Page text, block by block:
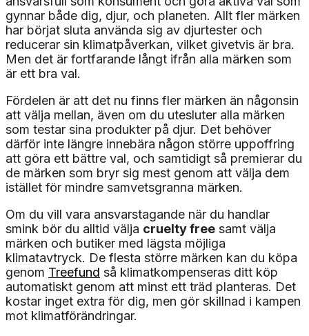
gynnar både dig, djur, och planeten. Allt fler märken
har börjat sluta använda sig av djurtester och
reducerar sin klimatpåverkan, vilket givetvis är bra.
Men det är fortfarande långt ifrån alla märken som
är ett bra val.
Fördelen är att det nu finns fler märken än någonsin
att välja mellan, även om du utesluter alla märken
som testar sina produkter på djur. Det behöver
därför inte längre innebära någon större uppoffring
att göra ett bättre val, och samtidigt så premierar du
de märken som bryr sig mest genom att välja dem
istället för mindre samvetsgranna märken.
Om du vill vara ansvarstagande när du handlar
smink bör du alltid välja cruelty free samt välja
märken och butiker med lägsta möjliga
klimatavtryck. De flesta större märken kan du köpa
genom Treefund så klimatkompenseras ditt köp
automatiskt genom att minst ett träd planteras. Det
kostar inget extra för dig, men gör skillnad i kampen
mot klimatförändringar.